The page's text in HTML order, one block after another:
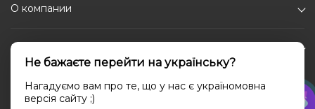
О компании
Каталог
Социальные сети
Не бажаєте перейти на українську?
Нагадуємо вам про те, що у нас є україномовна
версія сайту ;)